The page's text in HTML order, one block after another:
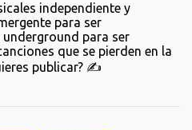
independiente y
para ser
para ser
que se pierden en la
publicar? ✍️